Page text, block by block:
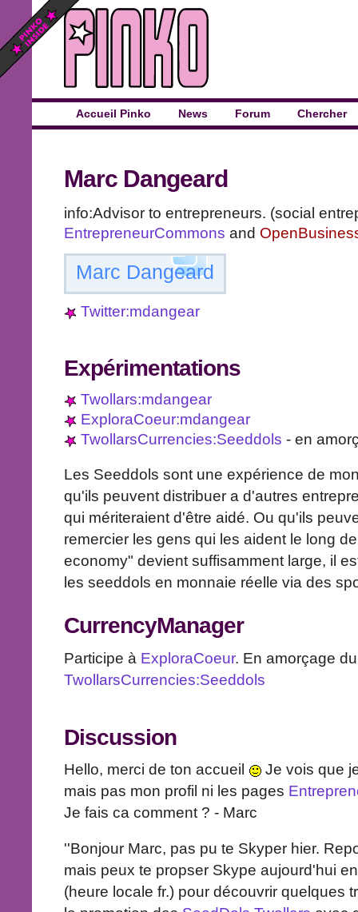
Accueil Pinko News Forum Chercher
Marc Dangeard
info:Advisor to entrepreneurs. (social
EntrepreneurCommons and
Marc Dangeard
Twitter:mdangear
Expérimentations
Twollars:mdangear
ExploraCoeur:mdangear
TwollarsCurrencies:Seeddols - en
Les Seeddols sont une expérience de
qu'ils peuvent distribuer a d'autres
qui mériteraient d'être aidé. Ou qu'ils
remercier les gens qui les aident le long
economy" devient suffisamment large, il
les seeddols en monnaie réelle via des
CurrencyManager
Participe à ExploraCoeur. En amorçage
TwollarsCurrencies:Seeddols
Discussion
Hello, merci de ton accueil
Je vois que
mais pas mon profil ni les pages
Je fais ca comment ? - Marc
''Bonjour Marc, pas pu te Skyper hier.
mais peux te propser Skype aujourd'hui
(heure locale fr.) pour découvrir quelques